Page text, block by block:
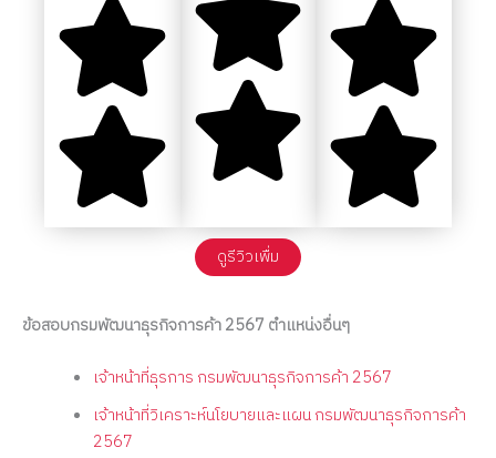
ดูรีวิวเพื่ม
ข้อสอบกรมพัฒนาธุรกิจการค้า 2567 ตำแหน่งอื่นๆ
เจ้าหน้าที่ธุรการ กรมพัฒนาธุรกิจการค้า 2567
เจ้าหน้าที่วิเคราะห์นโยบายและแผน กรมพัฒนาธุรกิจการค้า
2567